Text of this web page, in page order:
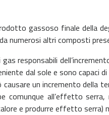
gassoso finale della
numerosi altri composti
gas responsabili
dal sole e sono capaci
un incremento della
comunque all’effetto
e produrre effetto serra)